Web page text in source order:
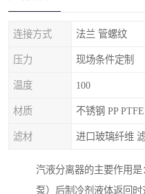
连接方式 法兰 管螺纹
压力 现场条件定制
温度 100
材质 不锈钢 PP PTFE
滤材 进口玻璃纤维
汽液分离器的主要作用
泵）后制冷剂液体返回